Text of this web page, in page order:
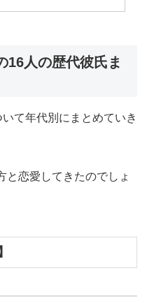
16人の歴代彼氏ま
て年代別にまとめていき
と恋愛してきたのでしょ